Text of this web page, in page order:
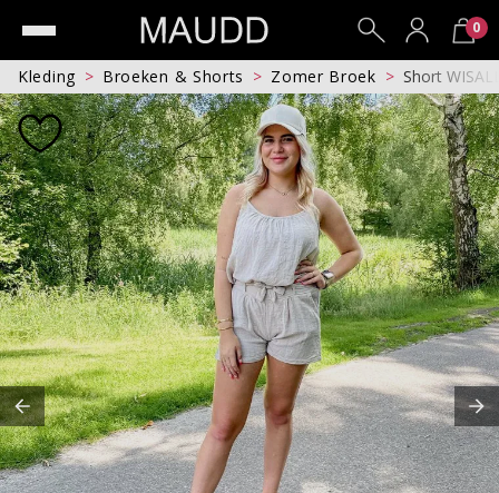
0
Kleding Broeken & Shorts Zomer Broek Short